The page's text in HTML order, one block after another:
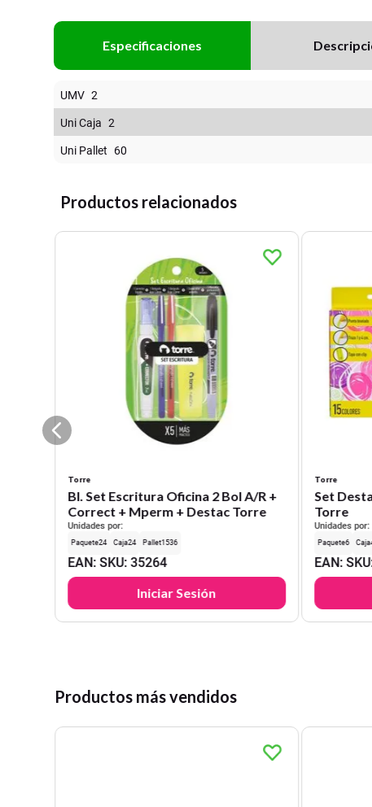
Especificaciones
UMV 2
Uni Caja 2
Uni Pallet 60
Productos relacionados
Torre
Bl. Set Escritura Oficina 2 Bol A/R +
Correct + Mperm + Destac Torre
Unidades por:
24 24 1536
EAN: SKU:35264
Iniciar Sesión
Torre
Set
Torre
Unidades por:
6
EAN: SKU
Productos más vendidos